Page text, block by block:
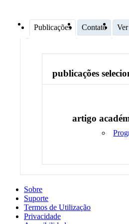
Publicações Contato
publicações
artigo
Sobre
Suporte
Termos de Utilização
Privacidade